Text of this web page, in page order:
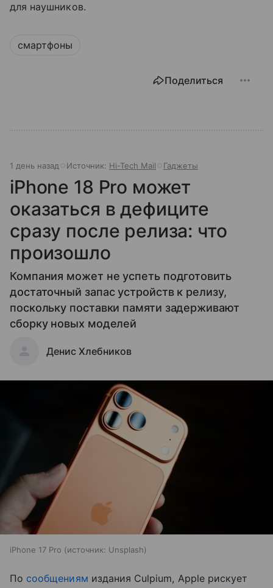
для наушников.
смартфоны
Поделиться
1 день назад Источник: Hi-Tech Mail Гаджеты
iPhone 18 Pro может
оказаться в дефиците
сразу после релиза: что
произошло
Компания может не успеть подготовить
достаточный запас устройств к релизу,
поскольку поставки памяти задерживают
сборку новых моделей
Денис Хлебников
iPhone 17 Pro источник: Unsplash
По сообщениям издания Culpium, Apple рискует